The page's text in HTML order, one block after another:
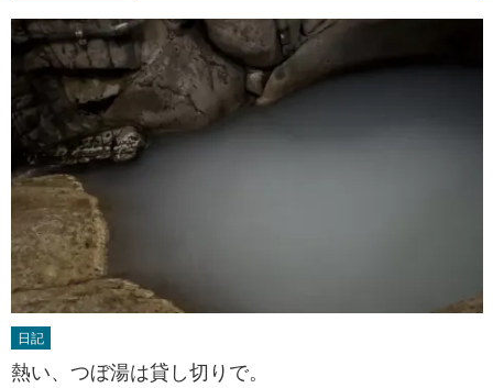
日記
熱い、つぼ湯は貸し切りで。